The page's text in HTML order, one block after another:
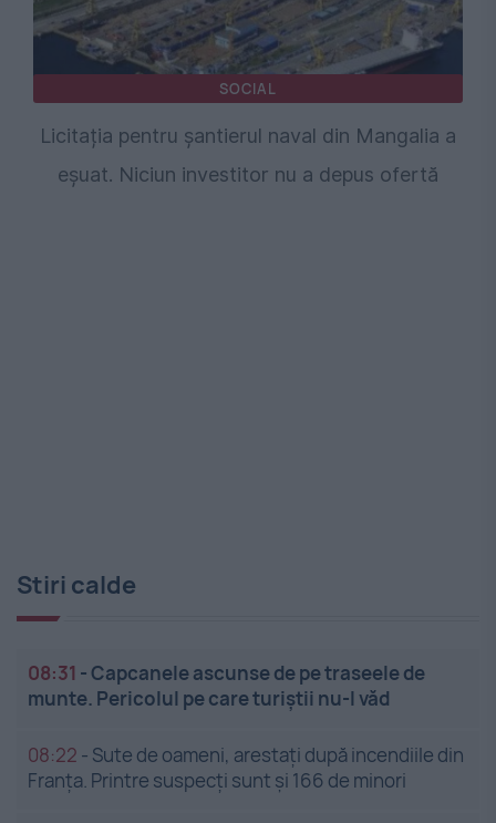
SOCIAL
Licitația pentru șantierul naval din Mangalia a
eșuat. Niciun investitor nu a depus ofertă
Stiri calde
08:31 -Capcanele ascunse de pe traseele de
munte. Pericolul pe care turiștii nu-l văd
08:22 - Sute de oameni, arestați după incendiile din
Franța. Printre suspecți sunt și 166 de minori